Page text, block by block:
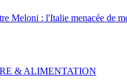
Meloni : l'Italie menacée de
& ALIMENTATION